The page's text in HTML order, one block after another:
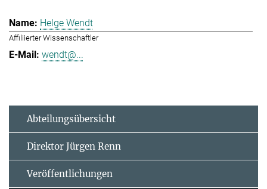
Helge Wendt
Affiliierter Wissenschaftler
wendt@...
Abteilungsübersicht
Direktor Jürgen Renn
Veröffentlichungen